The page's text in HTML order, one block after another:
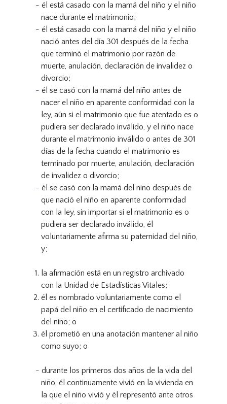
él está casado con la mamá del niño y el niño
nace durante el matrimonio;
él está casado con la mamá del niño y el niño
nació antes del día 301 después de la fecha
que terminó el matrimonio por razón de
muerte, anulación, declaración de invalidez o
divorcio;
él se casó con la mamá del niño antes de
nacer el niño en aparente conformidad con la
ley, aún si el matrimonio que fue atentado es o
pudiera ser declarado inválido, y el niño nace
durante el matrimonio inválido o antes de 301
días de la fecha cuando el matrimonio es
terminado por muerte, anulación, declaración
de invalidez o divorcio;
él se casó con la mamá del niño después de
que nació el niño en aparente conformidad
con la ley, sin importar si el matrimonio es o
pudiera ser declarado inválido, él
voluntariamente afirma su paternidad del niño,
y;
la afirmación está en un registro archivado
con la Unidad de Estadísticas Vitales;
él es nombrado voluntariamente como el
papá del niño en el certificado de nacimiento
del niño; o
él prometió en una anotación mantener al niño
como suyo; o
durante los primeros dos años de la vida del
niño, él continuamente vivió en la vivienda en
la que el niño vivió y él representó ante otros